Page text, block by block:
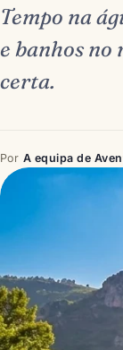
Tempo na
e banhos no
certa.
Por A equipa de